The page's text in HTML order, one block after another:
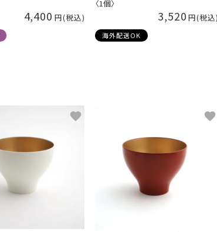
4,400
〈1個〉
3,520
海外配送OK